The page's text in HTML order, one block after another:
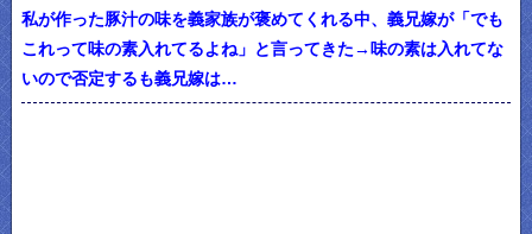
私が作った豚汁の味を義家族が褒めてくれる中、義兄嫁が「でも
これって味の素入れてるよね」と言ってきた→味の素は入れてな
いので否定するも義兄嫁は…